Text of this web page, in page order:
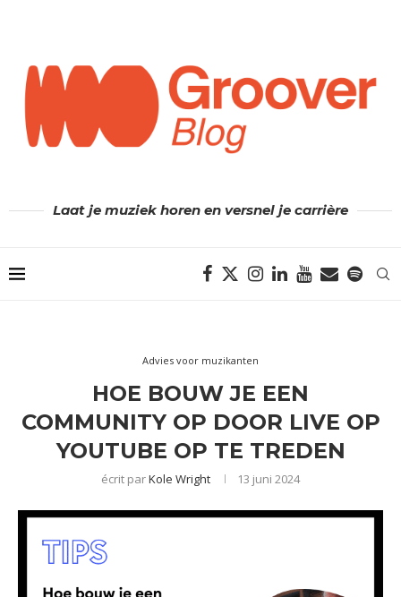
Laat je muziek horen en versnel je carrière
Advies voor muzikanten
HOE BOUW JE EEN
COMMUNITY OP DOOR LIVE OP
YOUTUBE OP TE TREDEN
écrit parKole Wright 13 juni 2024